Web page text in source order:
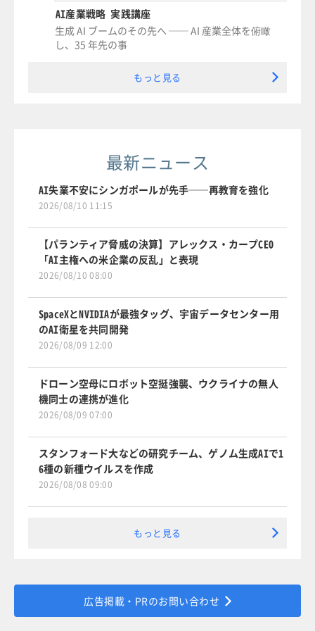
AI産業戦略 実践講座
生成 AI ブームのその先へ ── AI 産業全体を俯瞰
し、35 年先の事
もっと見る
最新ニュース
AI失業不安にシンガポールが先手──再教育を強化
2026/08/10 11:15
【パランティア脅威の決算】アレックス・カープCEO
「AI主権への米企業の反乱」と表現
2026/08/10 08:00
SpaceXとNVIDIAが最強タッグ、宇宙データセンター用
のAI衛星を共同開発
2026/08/09 12:00
ドローン空母にロボット空挺強襲、ウクライナの無人
機同士の連携が進化
2026/08/09 07:00
スタンフォード大などの研究チーム、ゲノム生成AIで1
6種の新種ウイルスを作成
2026/08/08 09:00
もっと見る
広告掲載・PRのお問い合わせ